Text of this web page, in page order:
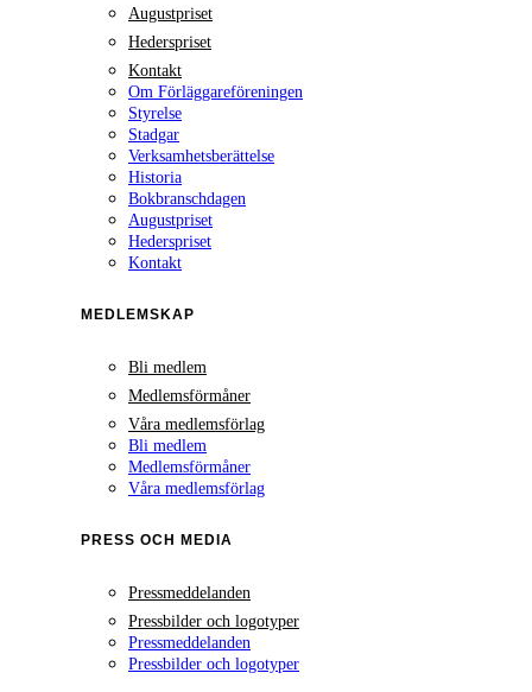
Augustpriset
Hederspriset
Kontakt
Om Förläggareföreningen
Styrelse
Stadgar
Verksamhetsberättelse
Historia
Bokbranschdagen
Augustpriset
Hederspriset
Kontakt
MEDLEMSKAP
Bli medlem
Medlemsförmåner
Våra medlemsförlag
Bli medlem
Medlemsförmåner
Våra medlemsförlag
PRESS OCH MEDIA
Pressmeddelanden
Pressbilder och logotyper
Pressmeddelanden
Pressbilder och logotyper